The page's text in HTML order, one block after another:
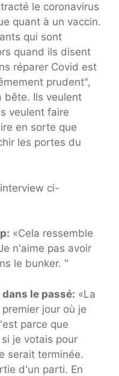
le coronavirus
quant à un vaccin.
qui sont
quand ils disent
réparer Covid est
prudent",
bête. Ils veulent
veulent faire
en sorte que
les portes du
ci-
«Cela ressemble
n'aime pas avoir
le bunker. "
le passé: «La
jour où je
parce que
je votais pour
serait terminée.
d'un parti. En